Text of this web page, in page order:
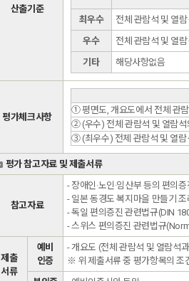
산출기준
최우수
전체 관람석 및 열
우수
전체 관람석 및 열
기타
해당사항없음
평가체크사항
① 평면도, 개요도에서 전체 관
② (우수) 전체 관람석 및 열람석
③ (최우수) 전체 관람석 및 열람
평가 참고자료 및 제출서류
참고자료
- 장애인·노인·임산부 등의 편의
- 일본 동경도 복지마을 만들기 조
- 독일 편의증진 관련법규(DIN
- 스위스 편의증진 관련법규
제출
서류
예비
인증
- 개요도 (전체 관람석 및 열람석
※ 위 제출서류 중 평가항목의 조